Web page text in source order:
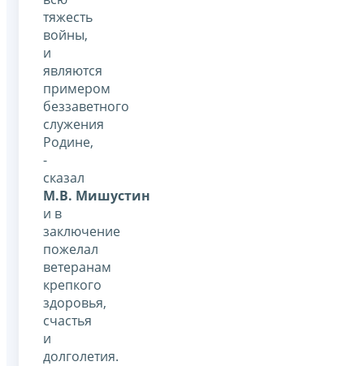
тяжесть
войны,
и
являются
примером
беззаветного
служения
Родине,
-
сказал
М.В. Мишустин
и в
заключение
пожелал
ветеранам
крепкого
здоровья,
счастья
и
долголетия.